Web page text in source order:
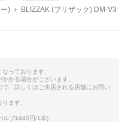
) ＋ BLIZZAK (ブリザック) DM-V3
っております。
かる場合がございます。
、詳しくはご来店される店舗にお問い
ます。
ルブ¥440円/1本)